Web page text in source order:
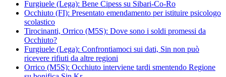
Furgiuele (Lega): Bene Cipess su Sibari-Co-Ro
Occhiuto (FI): Presentato emendamento per istituire psicologo
scolastico
Tirocinanti, Orrico (M5S): Dove sono i soldi promessi da
Occhiuto?
Furgiuele (Lega): Confrontiamoci sui dati, Sin non può
ricevere rifiuti da altre regioni
Orrico (M5S): Occhiuto interviene tardi smentendo Regione